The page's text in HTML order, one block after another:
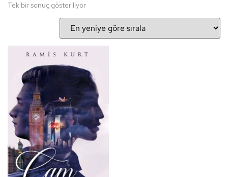
Tek bir sonuç gösteriliyor